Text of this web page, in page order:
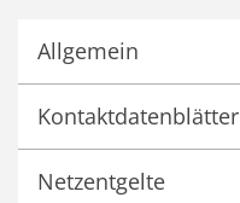
Allgemein
Kontaktdatenblätter
Netzentgelte